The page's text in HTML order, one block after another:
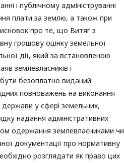
і публічному адмініструванні
плати за землю, а також при
про те, що Витяг з
грошову оцінку земельної
дії, який за встановленою
землевласників і
безоплатно виданий
повноважень на виконання
держави у сфері земельних,
надання адміністративних
одержання землевласниками чи
документації про нормативну
розглядати як право цих